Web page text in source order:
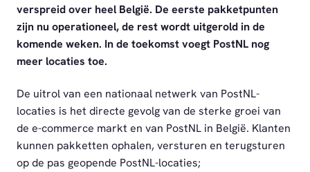
verspreid over heel België. De eerste pakketpunten
zijn nu operationeel, de rest wordt uitgerold in de
komende weken. In de toekomst voegt PostNL nog
meer locaties toe.
De uitrol van een nationaal netwerk van PostNL-
locaties is het directe gevolg van de sterke groei van
de e-commerce markt en van PostNL in België. Klanten
kunnen pakketten ophalen, versturen en terugsturen
op de pas geopende PostNL-locaties;